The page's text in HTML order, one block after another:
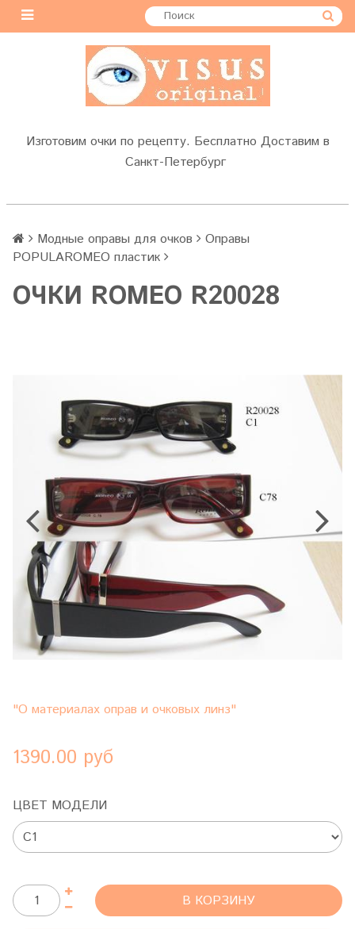
Изготовим очки по рецепту. Бесплатно Доставим в
Санкт-Петербург
Модные оправы для очков
Оправы
POPULAROMEO пластик
ОЧКИ ROMEO R20028
"О материалах оправ и очковых линз"
1390.00 руб
ЦВЕТ МОДЕЛИ
В КОРЗИНУ